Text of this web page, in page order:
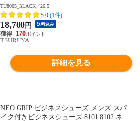
ジネスシューズ TU8001 TU8002 TU8003 T
U8004 TU8005 TU8006 TU8007 テクシーリ
ュクス GORE-TEX ゴアテックス ゆったり
幅 3E 4E
TU8005_BLACK／26.5
5.0 (1件)
18,700円 送料込み
170
TSURUYA
詳細を見る
NEO GRIP ビジネスシューズ メンズ スパ
イク付きビジネスシューズ 8101 8102 ネオ